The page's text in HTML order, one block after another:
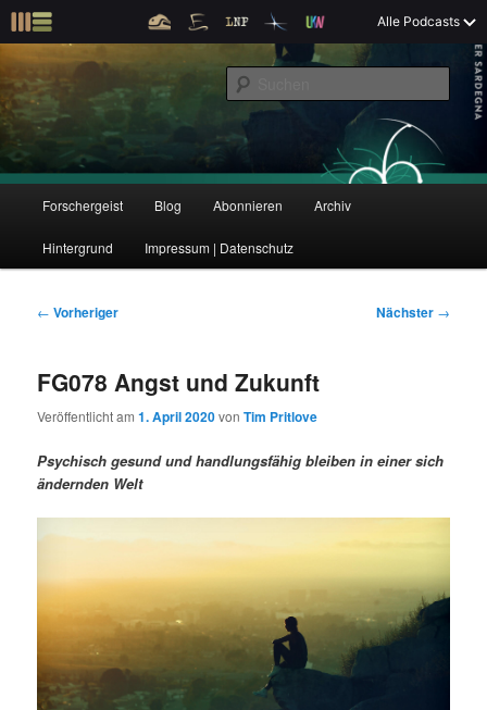
m
p
r
i
ä
Alle Podcasts
Forschergeist
Der Interview-Podcast zu Bildung und Forschung
u
e
p
Z
u
r
m
ä
r
n
Z
u
e
u
n
d
r
Forschergeist Blog Abonnieren Archiv
Hintergrund Impressum | Datenschutz
B
t
a
s
n
a
v
g
a
t
i
o
n
← Vorheriger Nächster →
FG078 Angst und Zukunft
Veröffentlicht am1. April 2020vonTim Pritlove
Psychisch gesund und handlungsfähig bleiben in einer sich
ändernden Welt